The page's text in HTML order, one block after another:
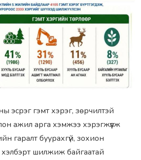
эсрэг гэмт хэрэг, зөрчилтэй
ажил арга хэмжээ хэрэгжүүлж
гаралт буурахгүй, зохион
хэлбэрт шилжиж байгаатай